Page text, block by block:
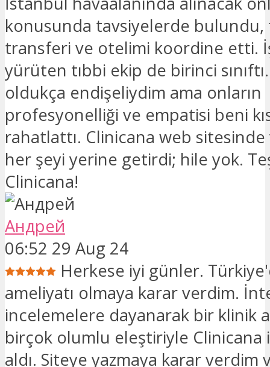
konusunda tavsiyelerde bulundu,
transferi ve otelimi koordine etti.
yürüten tıbbi ekip de birinci
oldukça endişeliydim ama onların
profesyonelliği ve empatisi beni
rahatlattı. Clinicana web
her şeyi yerine getirdi; hile yok.
Clinicana!
Андрей
06:52 29 Aug 24
Herkese iyi günler.
ameliyatı olmaya karar verdim.
incelemelere dayanarak bir klinik
birçok olumlu eleştiriyle Clinicana
aldı. Siteye yazmaya karar verdim